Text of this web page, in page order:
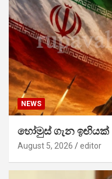
NEWS
හෝමුස් ගැන ඉඟියක්
August 5, 2026 editor